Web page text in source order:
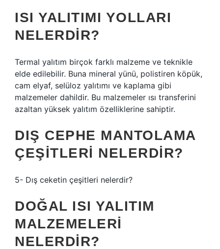
ISI YALITIMI YOLLARI
NELERDIR?
Termal yalıtım birçok farklı malzeme ve teknikle
elde edilebilir. Buna mineral yünü, polistiren köpük,
cam elyaf, selüloz yalıtımı ve kaplama gibi
malzemeler dahildir. Bu malzemeler ısı transferini
azaltan yüksek yalıtım özelliklerine sahiptir.
DIŞ CEPHE MANTOLAMA
ÇEŞITLERI NELERDIR?
5- Dış ceketin çeşitleri nelerdir?
DOĞAL ISI YALITIM
MALZEMELERI
NELERDIR?